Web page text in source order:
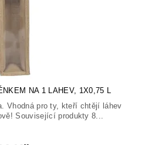
NA 1 LAHEV, 1X0,75 L
Vhodná pro ty, kteří chtějí láhev
Související produkty 8...